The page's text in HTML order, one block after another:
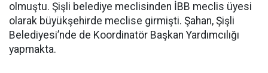
olmuştu. Şişli belediye meclisinden İBB meclis üyesi
olarak büyükşehirde meclise girmişti. Şahan, Şişli
Belediyesi’nde de Koordinatör Başkan Yardımcılığı
yapmakta.